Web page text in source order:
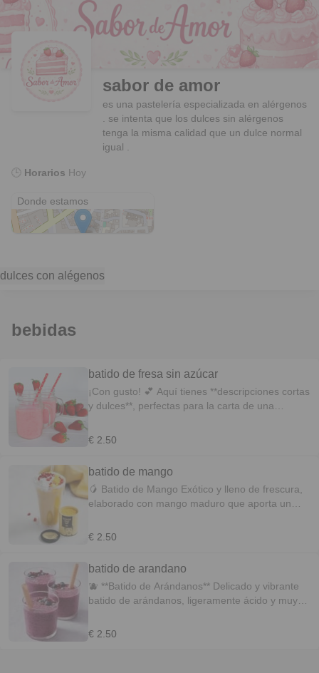
sabor de amor
es una pastelería especializada en alérgenos
. se intenta que los dulces sin alérgenos
tenga la misma calidad que un dulce normal
igual .
🕒 Horarios Hoy
Donde estamos
dulces con alégenos
bebidas
batido de fresa sin azúcar
¡Con gusto! 💕 Aquí tienes **descripciones cortas
y dulces**, perfectas para la carta de una
y refrescante batido de fresas naturales, sin
€ 2.50
batido de mango
🥭 Batido de Mango Exótico y lleno de frescura,
elaborado con mango maduro que aporta un
€ 2.50
batido de arandano
🫐 **Batido de Arándanos** Delicado y vibrante
batido de arándanos, ligeramente ácido y muy
€ 2.50